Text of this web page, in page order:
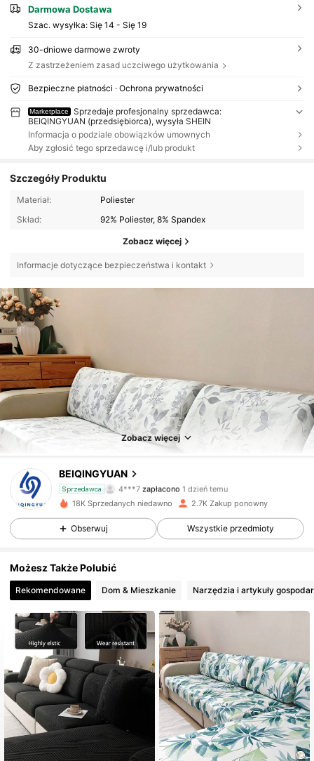
Darmowa Dostawa
Szac. wysyłka: Się 14 - Się 19
30-dniowe darmowe zwroty
Z zastrzeżeniem zasad uczciwego użytkowania
Bezpieczne płatności · Ochrona prywatności
Marketplace
Sprzedaje profesjonalny sprzedawca:
BEIQINGYUAN (przedsiębiorca), wysyła SHEIN
Informacja o podziale obowiązków umownych
Aby zgłosić tego sprzedawcę i/lub produkt
Szczegóły Produktu
Materiał:
Poliester
Skład:
92% Poliester, 8% Spandex
Zobacz więcej
Informacje dotyczące bezpieczeństwa i kontakt
Zobacz więcej
BEIQINGYUAN
Sprzedawca
4,84
4***7 zapłacono 1 dzień temu
zaobserwował(-a)
4,84 779 Obserwujący
4,84
4,84 779 Obserwujący
4,84 779 Obserwujący
779 Obserwujący
4,84 779 Obserwujący
18K Sprzedanych niedawno 2.7K Zakup ponowny
Obserwuj Wszystkie przedmioty
Możesz Także Polubić
Rekomendowane Dom & Mieszkanie Narzędzia i artykuły